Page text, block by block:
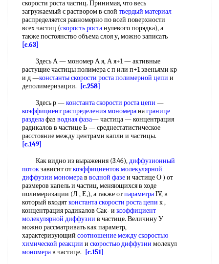
скорости роста частиц. Принимая, что весь
загружаемый с раствором в слой твердый материал
распределяется равномерно по всей поверхности
всех частиц (скорость ростанулевого порядка), а
также постоянство объема слоя у, можно записать
[c.63]
Здесь А — мономер А я, А я+1 — активные
растущие частицы полимера с п или п+1 звеньями кр
и д —константы скорости ростаполимерной цепи и
деполимеризации.
[c.258]
Здесь р —константа скорости роста цепи —
коэффициент распределения мономеранагранице
разделафаз водная фаза— частица — концентрация
радикалов в частице Ь — среднестатистическое
расстояние между центрами капли и частицы.
[c.149]
Как видно из выражения (3.46),диффузионный
потокзависит откоэффициентов молекулярной
диффузии мономерав водной фазеи частице О ) от
размеров капель и частиц, меняющихся в ходе
полимеризации (Л , Е,), а также отпараметраIV, в
который входятконстанта скорости роста цепи к ,
концентрация радикалов Сак- и коэффициент
молекулярной диффузии в частице. Величину У
можно рассматривать как параметр,
характеризующий соотношение междускоростью
химической реакции и скоростью диффузии молекул
мономерав частице.
[c.151]